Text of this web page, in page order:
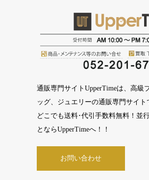
通販専門サイトUpperTimeは、高級
ッグ、ジュエリーの通販専門サイト
どこでも送料･代引手数料無料！並
とならUpperTimeへ！！
お問い合わせ